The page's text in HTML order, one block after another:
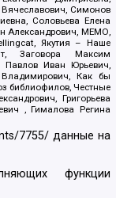
Симонов
Соловьева Елена
Александрович, МЕМО,
Якутия – Наше
Заговора Максим
Павлов Иван Юрьевич,
Как бы
библиофилов, Честные
Григорьева
, Гималова Регина
7755/ данные на
функции